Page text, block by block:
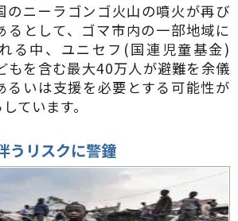
のニーラゴンゴ火山の噴火が再び
るとして、ゴマ市内の一部地域に
る中、ユニセフ(国連児童基金)
もを含む最大40万人が避難を余儀
るいは支援を必要とする可能性が
ています。
うリスクに警鐘